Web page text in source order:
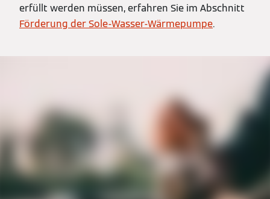
erfüllt werden müssen, erfahren Sie im Abschnitt
Förderung der Sole-Wasser-Wärmepumpe.